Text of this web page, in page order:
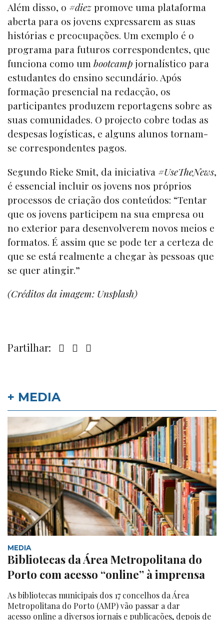
Além disso, o #diezpromove uma plataforma
aberta para os jovens expressarem as suas
histórias e preocupações. Um exemplo é o
programa para futuros correspondentes, que
funciona como umbootcamp jornalístico para
estudantes do ensino secundário. Após
formação presencial na redacção, os
participantes produzem reportagens sobre as
suas comunidades. O projecto cobre todas as
despesas logísticas, e alguns alunos tornam-
se correspondentes pagos.
Segundo Rieke Smit, da iniciativa #UseTheNews,
é essencial incluir os jovens nos próprios
processos de criação dos conteúdos: “Tentar
que os jovens participem na sua empresa ou
no exterior para desenvolverem novos meios e
formatos. É assim que se pode ter a certeza de
que se está realmente a chegar às pessoas que
se quer atingir.”
(Créditos da imagem: Unsplash)
Partilhar:
+ MEDIA
MEDIA
Bibliotecas da Área Metropolitana do
Porto com acesso “online” à imprensa
As bibliotecas municipais dos 17 concelhos da Área
Metropolitana do Porto (AMP) vão passar a dar
acesso online a diversos jornais e publicações, depois de